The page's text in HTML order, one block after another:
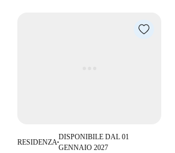
RESIDENZA■
DISPONIBILE DAL 01
GENNAIO 2027